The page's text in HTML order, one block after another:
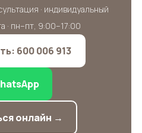
· индивидуальный
· пн–пт, 9:00–17:00
600 006 913
онлайн →